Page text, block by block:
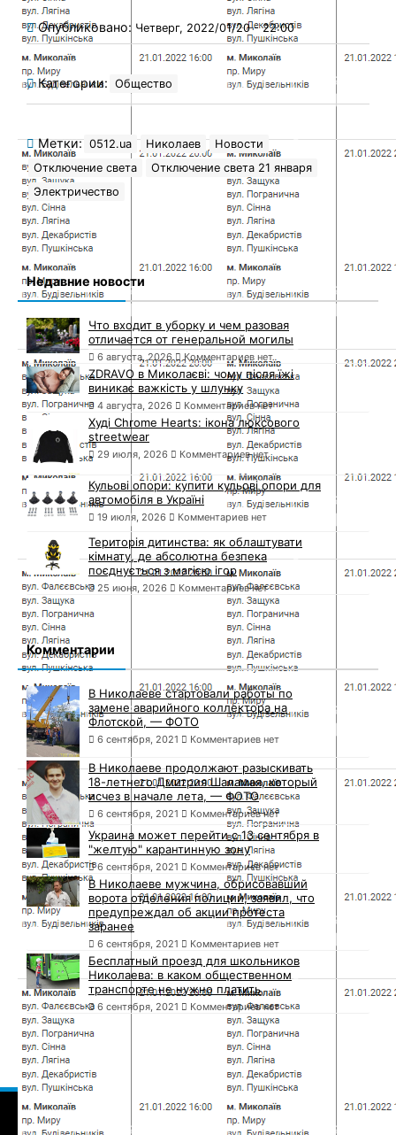
Опубликовано: Четверг, 2022/01/20 - 22:00
Категории: Общество
Метки: 0512.ua Николаев
Новости
Отключение света
Отключение света 21 января
Электричество
Недавние новости
Что входит в уборку и чем разовая
отличается от генеральной могилы
6 августа, 2026 Комментариев нет
ZDRAVO в Миколаєві: чому після їжі
виникає важкість у шлунку
4 августа, 2026 Комментариев нет
Худі Chrome Hearts: ікона люксового
streetwear
29 июля, 2026 Комментариев нет
Кульові опори: купити кульові опори для
автомобіля в Україні
19 июля, 2026 Комментариев нет
Територія дитинства: як облаштувати
кімнату, де абсолютна безпека
поєднується з магією ігор
25 июня, 2026 Комментариев нет
Комментарии
В Николаеве стартовали работы по
замене аварийного коллектора на
Флотской, — ФОТО
6 сентября, 2021 Комментариев нет
В Николаеве продолжают разыскивать
18-летнего Дмитрия Шаламая, который
исчез в начале лета, — ФОТО
6 сентября, 2021 Комментариев нет
Украина может перейти с 13 сентября в
"желтую" карантинную зону
6 сентября, 2021 Комментариев нет
В Николаеве мужчина, обрисовавший
ворота отделения полиции, заявил, что
предупреждал об акции протеста
заранее
6 сентября, 2021 Комментариев нет
Бесплатный проезд для школьников
Николаева: в каком общественном
транспорте не нужно платить
6 сентября, 2021 Комментариев нет